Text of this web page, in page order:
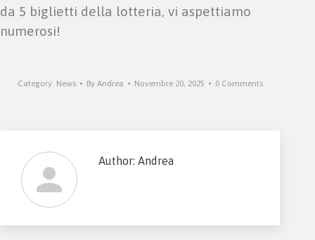
da 5 biglietti della lotteria, vi aspettiamo
numerosi!
Category: News By Andrea Novembre 20, 2025 0 Comments
Author: Andrea